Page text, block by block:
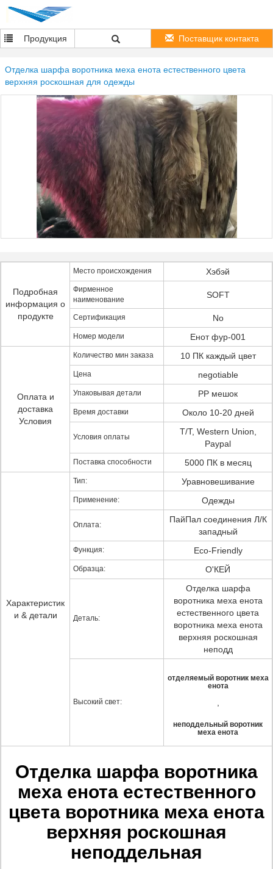
Продукция Поставщик контакта
Отделка шарфа воротника меха енота естественного цвета
верхняя роскошная для одежды
Подробная
информация о
продукте
Место происхождения Хэбэй
Фирменное
наименование
SOFT
Сертификация No
Номер модели Енот фур-001
Оплата и
доставка
Условия
Количество мин заказа 10 ПК каждый цвет
Цена negotiable
Упаковывая детали PP мешок
Время доставки Около 10-20 дней
Условия оплаты
T/T, Western Union,
Paypal
Поставка способности 5000 ПК в месяц
Характеристик
и & детали
Тип: Уравновешивание
Применение: Одежды
Оплата:
ПайПал соединения Л/К
западный
Функция: Eco-Friendly
Образца: О'КЕЙ
Деталь:
Отделка шарфа
воротника меха енота
естественного цвета
воротника меха енота
верхняя роскошная
неподд
Высокий свет:
отделяемый воротник меха
енота
неподдельный воротник
меха енота
Отделка шарфа воротника
меха енота естественного
цвета воротника меха енота
верхняя роскошная
неподдельная